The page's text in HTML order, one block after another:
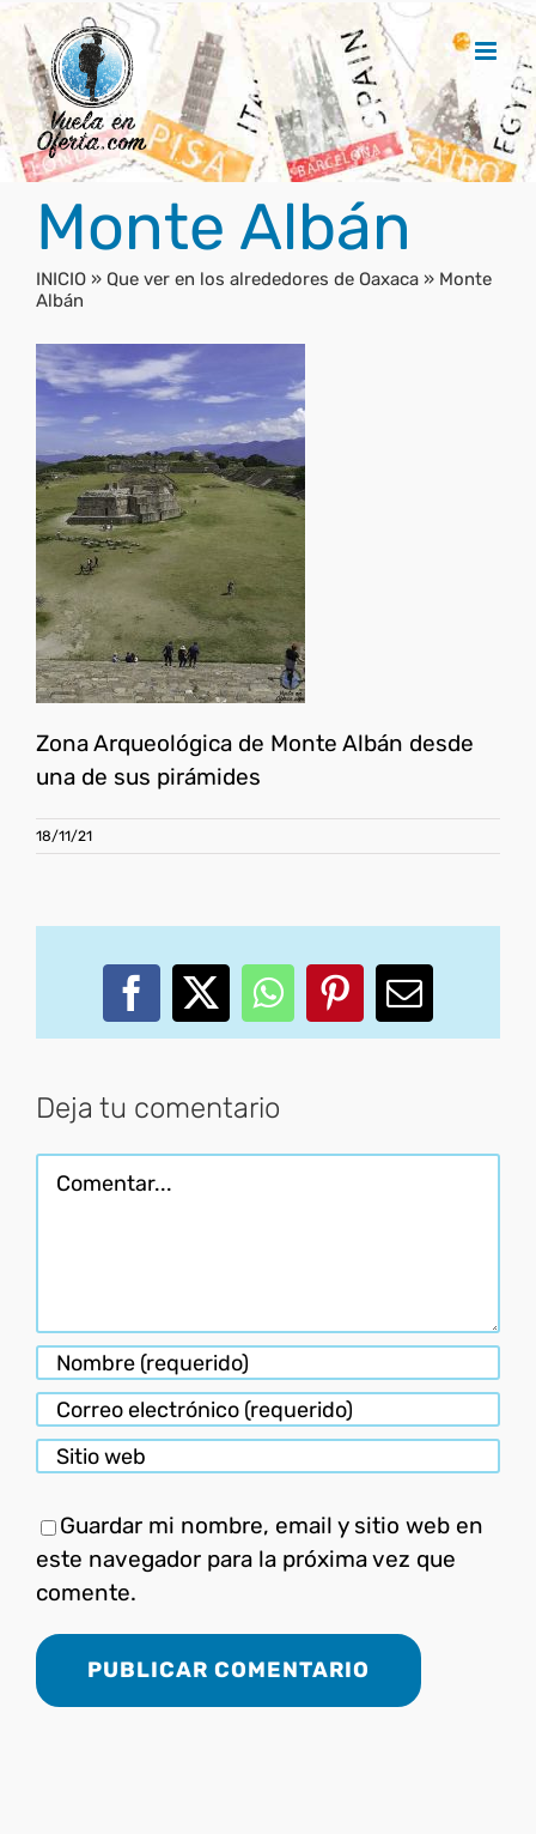
Saltar
contenido
Monte Albán
INICIO » Que ver en los alrededores de Oaxaca » Monte
Albán
Zona Arqueológica de Monte Albán desde
una de sus pirámides
18/11/21
Facebook
X WhatsApp
PinterestCorreo
Deja tu comentario
Comentar
Guardar mi nombre, email y sitio web en
este navegador para la próxima vez que
comente.